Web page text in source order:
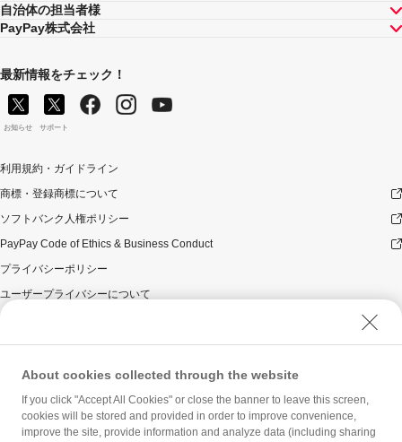
自治体の担当者様
PayPay株式会社
最新情報をチェック！
お知らせ サポート
利用規約・ガイドライン
商標・登録商標について
ソフトバンク人権ポリシー
PayPay Code of Ethics & Business Conduct
プライバシーポリシー
ユーザープライバシーについて
ウェブサイト利用規約
反社会的勢力に対する方針
勧誘方針
マネロン等基本方針
About cookies collected through the website
If you click "Accept All Cookies" or close the banner to leave this screen,
cookies will be stored and provided in order to improve convenience,
improve the site, provide information and analyze data (including sharing